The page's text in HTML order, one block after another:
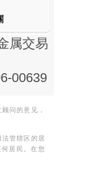
属交易
00639
问的意见，
管辖区的居
居民。在您